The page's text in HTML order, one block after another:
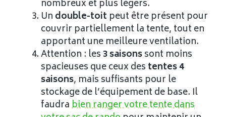
nombreux et plus légers.
Un double-toit peut être présent pour
couvrir partiellement la tente, tout en
apportant une meilleure ventilation.
Attention : les 3 saisonssont moins
spacieuses que ceux des tentes 4
saisons, mais suffisants pour le
stockage de l’équipement de base. Il
faudrabien ranger votre tente dans